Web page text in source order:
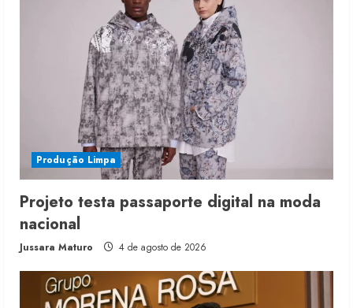
Produção Limpa
Projeto testa passaporte digital na moda
nacional
Jussara Maturo 4 de agosto de 2026